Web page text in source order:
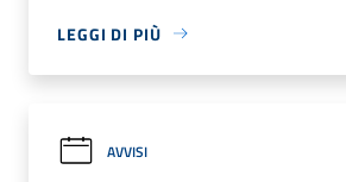
LEGGI DI PIÙ
AVVISI